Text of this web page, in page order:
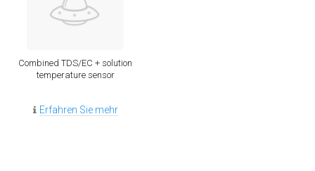
Combined TDS/EC + solution
temperature sensor
Erfahren Sie mehr